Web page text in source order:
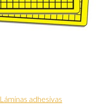
Láminas adhesivas